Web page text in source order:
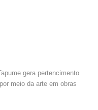
gera pertencimento
meio da arte em obras